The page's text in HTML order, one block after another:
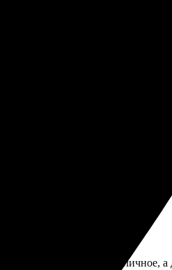
легко создавать дизайн.
о своих клиентах. Обязательно
Качество печати отличное, а